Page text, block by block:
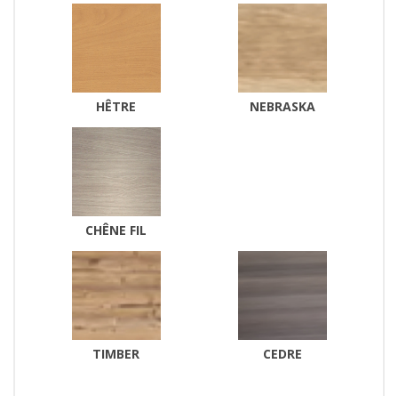
HÊTRE NEBRASKA
CHÊNE FIL
TIMBER CEDRE